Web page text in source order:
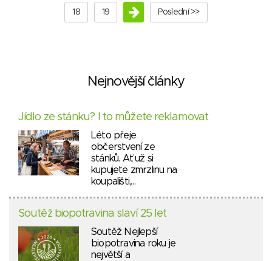
18 19 Poslední >>
Nejnovější články
Jídlo ze stánku? I to můžete reklamovat
Léto přeje
občerstvení ze
stánků. Ať už si
kupujete zmrzlinu na
koupališti,…
Soutěž biopotravina slaví 25 let
Soutěž Nejlepší
biopotravina roku je
největší a